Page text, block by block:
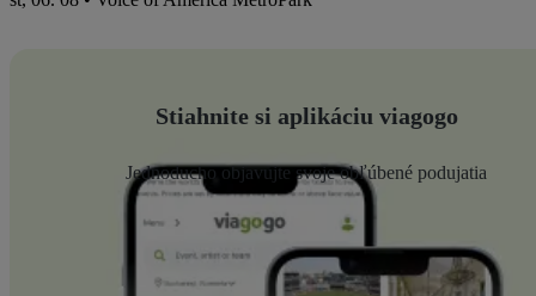
Stiahnite si aplikáciu viagogo
Jednoducho objavujte svoje obľúbené podujatia